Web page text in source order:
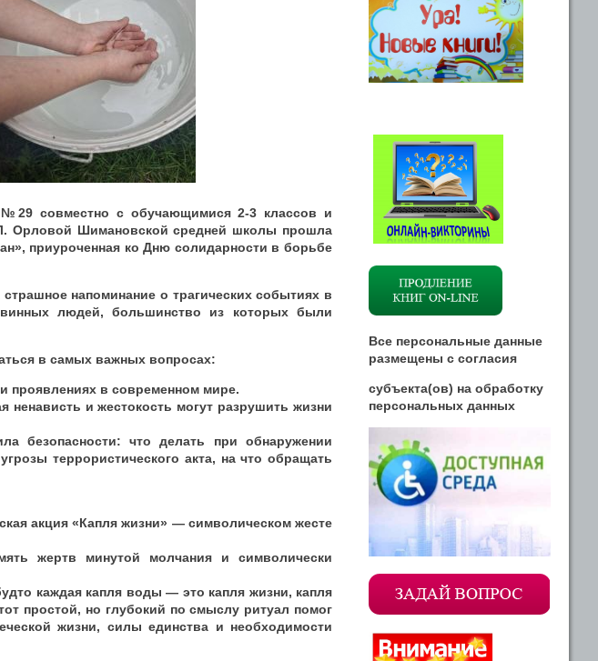
№29 совместно с обучающимися 2-3 классов и
Орловой Шимановской средней школы прошла
приуроченная ко Дню солидарности в борьбе
напоминание о трагических событиях в
людей, большинство из которых были
в самых важных вопросах:
проявлениях в современном мире.
ненависть и жестокость могут разрушить жизни
безопасности: что делать при обнаружении
террористического акта, на что обращать
акция «Капля жизни» — символическом жесте
жертв минутой молчания и символически
каждая капля воды — это капля жизни, капля
простой, но глубокий по смыслу ритуал помог
жизни, силы единства и необходимости
Все персональные данные
размещены с согласия
субъекта(ов) на обработку
персональных данных